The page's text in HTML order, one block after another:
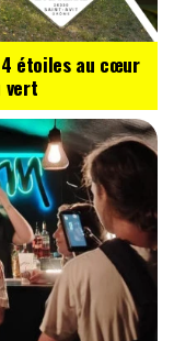
4 étoiles au cœur
vert